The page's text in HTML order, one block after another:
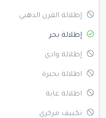
إطلالة القرن الذهبي
إطلالة بحر
إطلالة وادي
اطلالة بحيرة
اطلالة غابة
تكييف مركزي